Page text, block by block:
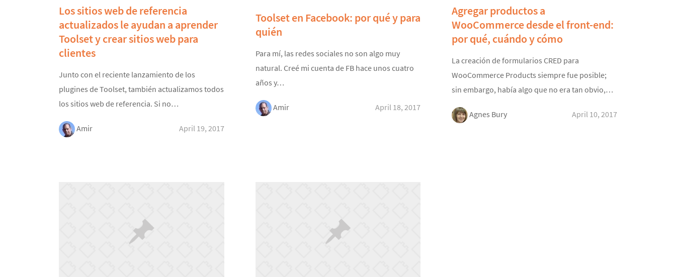
Los sitios web de referencia
actualizados le ayudan a aprender
Toolset y crear sitios web para
clientes
Junto con el reciente lanzamiento de los
plugines de Toolset, también actualizamos todos
los sitios web de referencia. Si no…
Amir April 19, 2017
Toolset en Facebook: por qué y para
quién
Para mí, las redes sociales no son algo muy
natural. Creé mi cuenta de FB hace unos cuatro
años y…
Amir April 18, 2017
Agregar productos a
WooCommerce desde el front-end:
por qué, cuándo y cómo
La creación de formularios CRED para
WooCommerce Products siempre fue posible;
sin embargo, había algo que no era tan obvio,…
Agnes Bury April 10, 2017